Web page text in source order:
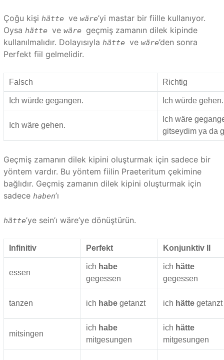
Çoğu kişi hätte ve wäre’yi mastar bir fiille kullanıyor.
Oysa hätte ve wäre geçmiş zamanın dilek kipinde
kullanılmalıdır. Dolayısıyla hätte ve wäre’den sonra
Perfekt fiil gelmelidir.
Falsch Richtig
Ich würde gegangen. Ich würde
Ich wäre gehen.
Ich wäre
gitseydim ya da
Geçmiş zamanın dilek kipini oluşturmak için sadece bir
yöntem vardır. Bu yöntem fiilin Praeteritum çekimine
bağlıdır. Geçmiş zamanın dilek kipini oluşturmak için
sadece haben’ı
hätte’ye sein’ı wäre’ye dönüştürün.
Infinitiv Perfekt Konjunktiv II
essen
ich habe
gegessen
ich hätte
gegessen
tanzen ich habe getanzt ich hätte getanzt
mitsingen
ich habe
mitgesungen
ich hätte
mitgesungen